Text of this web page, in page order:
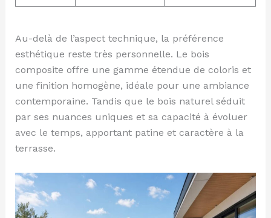
Au-delà de l’aspect technique, la préférence
esthétique reste très personnelle. Le bois
composite offre une gamme étendue de coloris et
une finition homogène, idéale pour une ambiance
contemporaine. Tandis que le bois naturel séduit
par ses nuances uniques et sa capacité à évoluer
avec le temps, apportant patine et caractère à la
terrasse.